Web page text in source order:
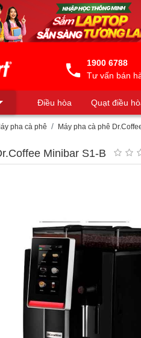
1900 6788
Tư vấn bán
Điều hòa Quạt điều
Máy lọc nước
pha cà phê Máy pha cà phê
Minibar S1-B